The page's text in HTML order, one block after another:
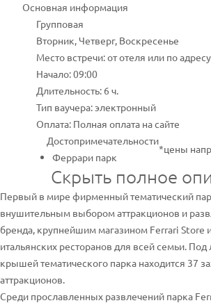
Основная информация
Групповая
Вторник, Четверг, Воскресенье
Место встречи: от отеля или по
Начало: 09:00
Длительность: 6 ч.
Тип ваучера: электронный
Оплата: Полная оплата на сайте
Достопримечательности
Феррари парк
*цены
Скрыть полное
Первый в мире фирменный тематический
внушительным выбором аттракционов и
бренда, крупнейшим магазином Ferrari Store
итальянских ресторанов для всей семьи.
крышей тематического парка находится 37
аттракционов.
Среди прославленных развлечений парка